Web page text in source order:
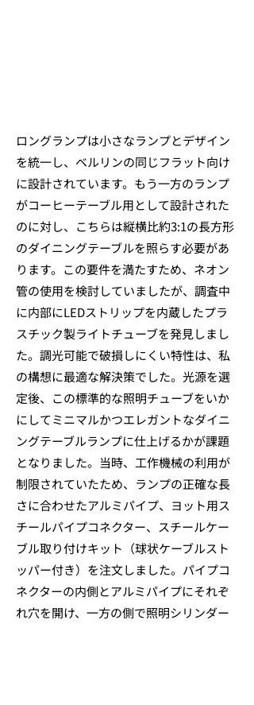
ロングランプは小さなランプとデザイン
を統一し、ベルリンの同じフラット向け
に設計されています。もう一方のランプ
がコーヒーテーブル用として設計された
のに対し、こちらは縦横比約3:1の長方形
のダイニングテーブルを照らす必要があ
ります。この要件を満たすため、ネオン
管の使用を検討していましたが、調査中
に内部にLEDストリップを内蔵したプラ
スチック製ライトチューブを発見しまし
た。調光可能で破損しにくい特性は、私
の構想に最適な解決策でした。光源を選
定後、この標準的な照明チューブをいか
にしてミニマルかつエレガントなダイニ
ングテーブルランプに仕上げるかが課題
となりました。当時、工作機械の利用が
制限されていたため、ランプの正確な長
さに合わせたアルミパイプ、ヨット用ス
チールパイプコネクター、スチールケー
ブル取り付けキット（球状ケーブルスト
ッパー付き）を注文しました。パイプコ
ネクターの内側とアルミパイプにそれぞ
れ穴を開け、一方の側で照明シリンダー